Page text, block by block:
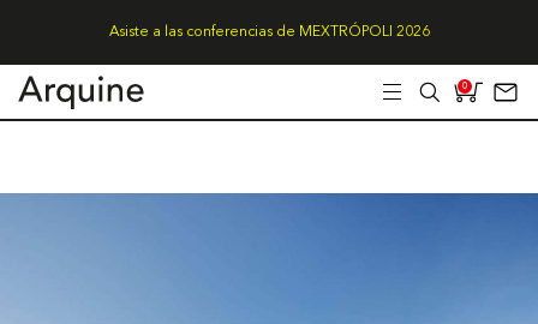
Asiste a las conferencias de MEXTRÓPOLI 2026
0